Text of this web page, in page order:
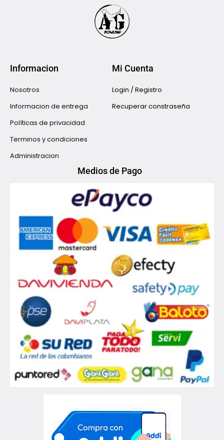
Informacion
Nosotros
Informacion de entrega
Políticas de privacidad
Terminos y condiciones
Administracion
Mi Cuenta
Login / Registro
Recuperar constraseña
Medios de Pago